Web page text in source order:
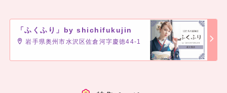
「ふくふり」by shichifukujin
岩手県奥州市水沢区佐倉河字慶徳44-1